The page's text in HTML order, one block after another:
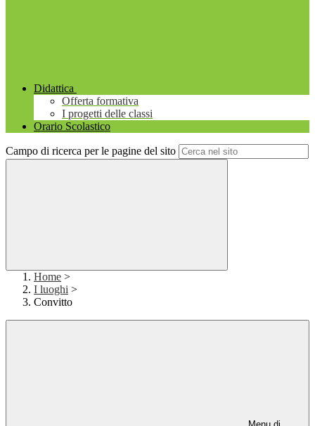
Didattica
Offerta formativa
I progetti delle classi
Orario Scolastico
Campo di ricerca per le pagine del sito
Home >
I luoghi >
Convitto